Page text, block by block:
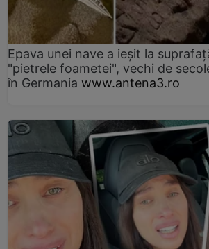
Epava unei nave a ieșit la
"pietrele foametei", vechi de
în Germania www.antena3.ro